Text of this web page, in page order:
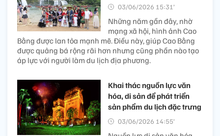
03/06/2026 15:31’
Những năm gần đây, nhờ
mạng xã hội, hình ảnh Cao
Bằng được lan tỏa mạnh mẽ. Điều này, giúp Cao Bằng
được quảng bá rộng rãi hơn nhưng cũng phần nào tạo
áp lực với người làm du lịch địa phương.
Khai thác nguồn lực văn
hóa, di sản để phát triển
sản phẩm du lịch đặc trưng
03/06/2026 14:55’